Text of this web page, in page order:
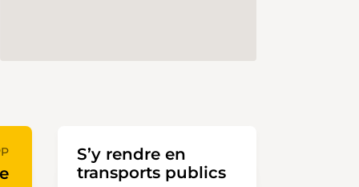
S’y rendre en
transports publics